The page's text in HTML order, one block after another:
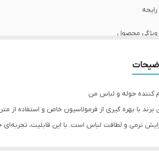
رایحه
ویژگی محصول
کننده حوله و لباس من
برند با بهره گیری از فرمولاسیون خاص و استفاده از
نرمی و لطافت لباس است. با این قابلیت، تجربه‌ای